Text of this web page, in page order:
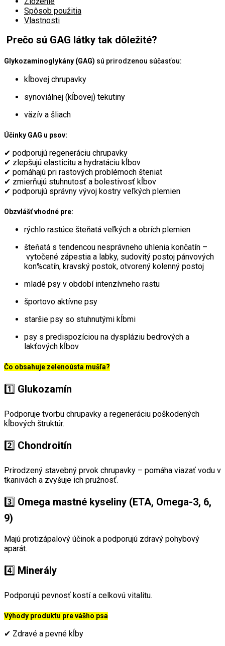
Spôsob použitia
Vlastnosti
Prečo sú GAG látky tak dôležité?
Glykozaminoglykány (GAG) sú prirodzenou súčasťou:
kĺbovej chrupavky
synoviálnej (kĺbovej) tekutiny
väzív a šliach
Účinky GAG u psov:
✔ podporujú regeneráciu chrupavky
✔ zlepšujú elasticitu a hydratáciu kĺbov
✔ pomáhajú pri rastových problémoch šteniat
✔ zmierňujú stuhnutosť a bolestivosť kĺbov
✔ podporujú správny vývoj kostry veľkých plemien
Obzvlášť vhodné pre:
rýchlo rastúce šteňatá veľkých a obrích plemien
šteňatá s tendencou nesprávneho uhlenia končatín –
vytočené zápestia a labky, sudovitý postoj pánvových
kon%catín, kravský postok, otvorený kolenný postoj
mladé psy v období intenzívneho rastu
športovo aktívne psy
staršie psy so stuhnutými kĺbmi
psy s predispozíciou na dyspláziu bedrových a
lakťových kĺbov
Čo obsahuje zelenoústa mušľa?
1️⃣ Glukozamín
Podporuje tvorbu chrupavky a regeneráciu poškodených
kĺbových štruktúr.
2️⃣ Chondroitín
Prirodzený stavebný prvok chrupavky – pomáha viazať vodu v
tkanivách a zvyšuje ich pružnosť.
3️⃣ Omega mastné kyseliny (ETA, Omega-3, 6,
9)
Majú protizápalový účinok a podporujú zdravý pohybový
aparát.
4️⃣ Minerály
Podporujú pevnosť kostí a celkovú vitalitu.
Výhody produktu pre vášho psa
✔ Zdravé a pevné kĺby